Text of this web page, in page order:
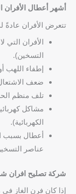
أشهر أعطال
تتعرض الأفران عادةً
الأفران
التسخين).
إطفاء اللهب
ضعف
تلف منظم
مشاكل
الكهربائية).
أعطال بسبب
عناصر
شركة تصليح افران
إذا كان فرن الغاز